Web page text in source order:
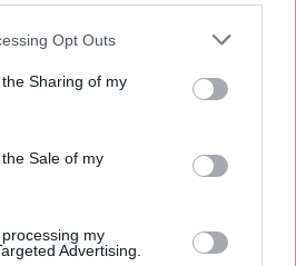
app uses one or more Google
usage behaviour. You may click to
Google and its third-party tags to
purposes in below Google
Opt Outs
Sharing of my
Sale of my
my
Advertising.